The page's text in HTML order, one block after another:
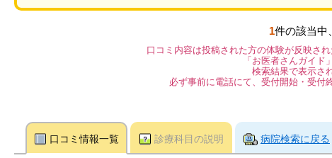
1件の該当中、
口コミ内容は投稿された方の体験が反映さ
「お医者さんガイド
検索結果で表示さ
必ず事前に電話にて、受付開始・受付
口コミ情報一覧 診療科目の説明 病院検索に戻る